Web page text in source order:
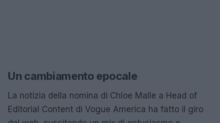
Un cambiamento epocale
La notizia della nomina di Chloe Malle a Head of
Editorial Content di Vogue America ha fatto il giro